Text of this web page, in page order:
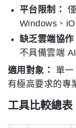
平台限制：
Windows、
缺乏雲端協作
不具備雲端
適用對象：
單
有極高要求的專
工具比較總表